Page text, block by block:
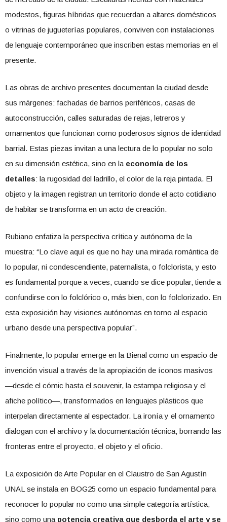
modestos, figuras híbridas que recuerdan a altares domésticos
o vitrinas de jugueterías populares, conviven con instalaciones
de lenguaje contemporáneo que inscriben estas memorias en el
presente.
Las obras de archivo presentes documentan la ciudad desde
sus márgenes: fachadas de barrios periféricos, casas de
autoconstrucción, calles saturadas de rejas, letreros y
ornamentos que funcionan como poderosos signos de identidad
barrial. Estas piezas invitan a una lectura de lo popular no solo
en su dimensión estética, sino en la economía de los
detalles: la rugosidad del ladrillo, el color de la reja pintada. El
objeto y la imagen registran un territorio donde el acto cotidiano
de habitar se transforma en un acto de creación.
Rubiano enfatiza la perspectiva crítica y autónoma de la
muestra: “Lo clave aquí es que no hay una mirada romántica de
lo popular, ni condescendiente, paternalista, o folclorista, y esto
es fundamental porque a veces, cuando se dice popular, tiende a
confundirse con lo folclórico o, más bien, con lo folclorizado. En
esta exposición hay visiones autónomas en torno al espacio
urbano desde una perspectiva popular”.
Finalmente, lo popular emerge en la Bienal como un espacio de
invención visual a través de la apropiación de íconos masivos
—desde el cómic hasta el souvenir, la estampa religiosa y el
afiche político—, transformados en lenguajes plásticos que
interpelan directamente al espectador. La ironía y el ornamento
dialogan con el archivo y la documentación técnica, borrando las
fronteras entre el proyecto, el objeto y el oficio.
La exposición de Arte Popular en el Claustro de San Agustín
UNAL se instala en BOG25 como un espacio fundamental para
reconocer lo popular no como una simple categoría artística,
sino como una potencia creativa que desborda el arte y se